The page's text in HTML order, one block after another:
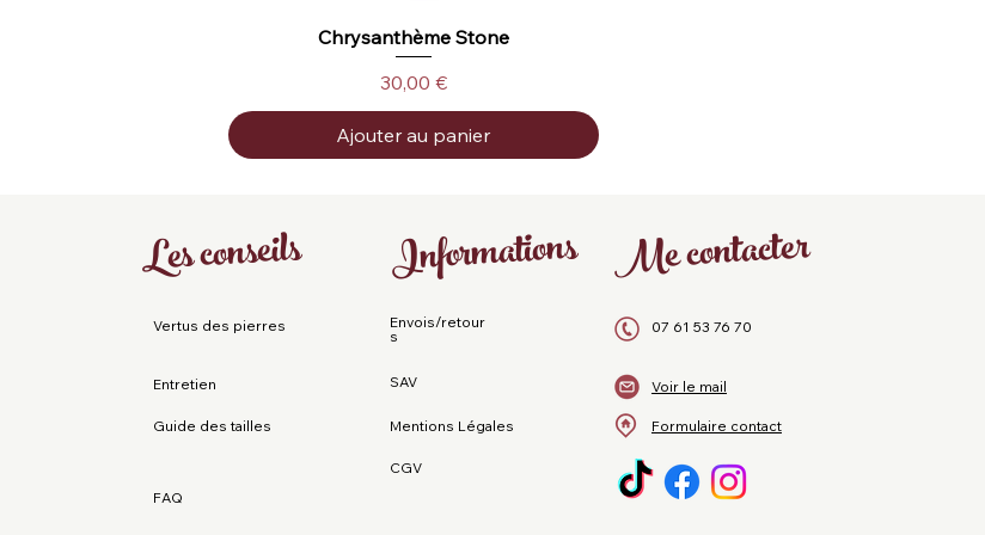
Aperçu rapide
Chrysanthème Stone
Prix
30,00 €
Ajouter au panier
Les conseils Informations Me contacter
Vertus des pierres
Entretien
Guide des tailles
FAQ
Envois/retour
s
SAV
Mentions Légales
CGV
07 61 53 76 70
Voir le mail
Formulaire contact